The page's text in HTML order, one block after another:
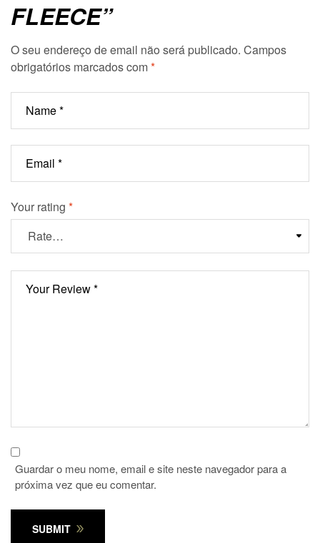
FLEECE”
O seu endereço de email não será publicado. Campos
obrigatórios marcados com*
Your rating *
Guardar o meu nome, email e site neste navegador para a
próxima vez que eu comentar.
SUBMIT